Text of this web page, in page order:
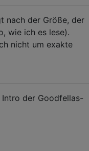
nach der Größe, der
wie ich es lese).
nicht um exakte
Intro der Goodfellas-